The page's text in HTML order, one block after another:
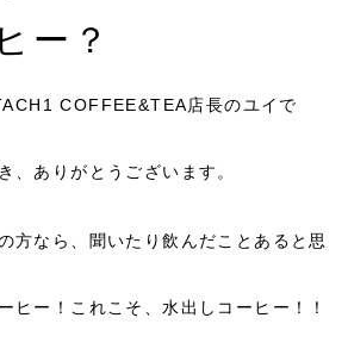
ー？
COFFEE&TEA店長のユイで
、ありがとうございます。
方なら、聞いたり飲んだことあると思
ヒー！これこそ、水出しコーヒー！！